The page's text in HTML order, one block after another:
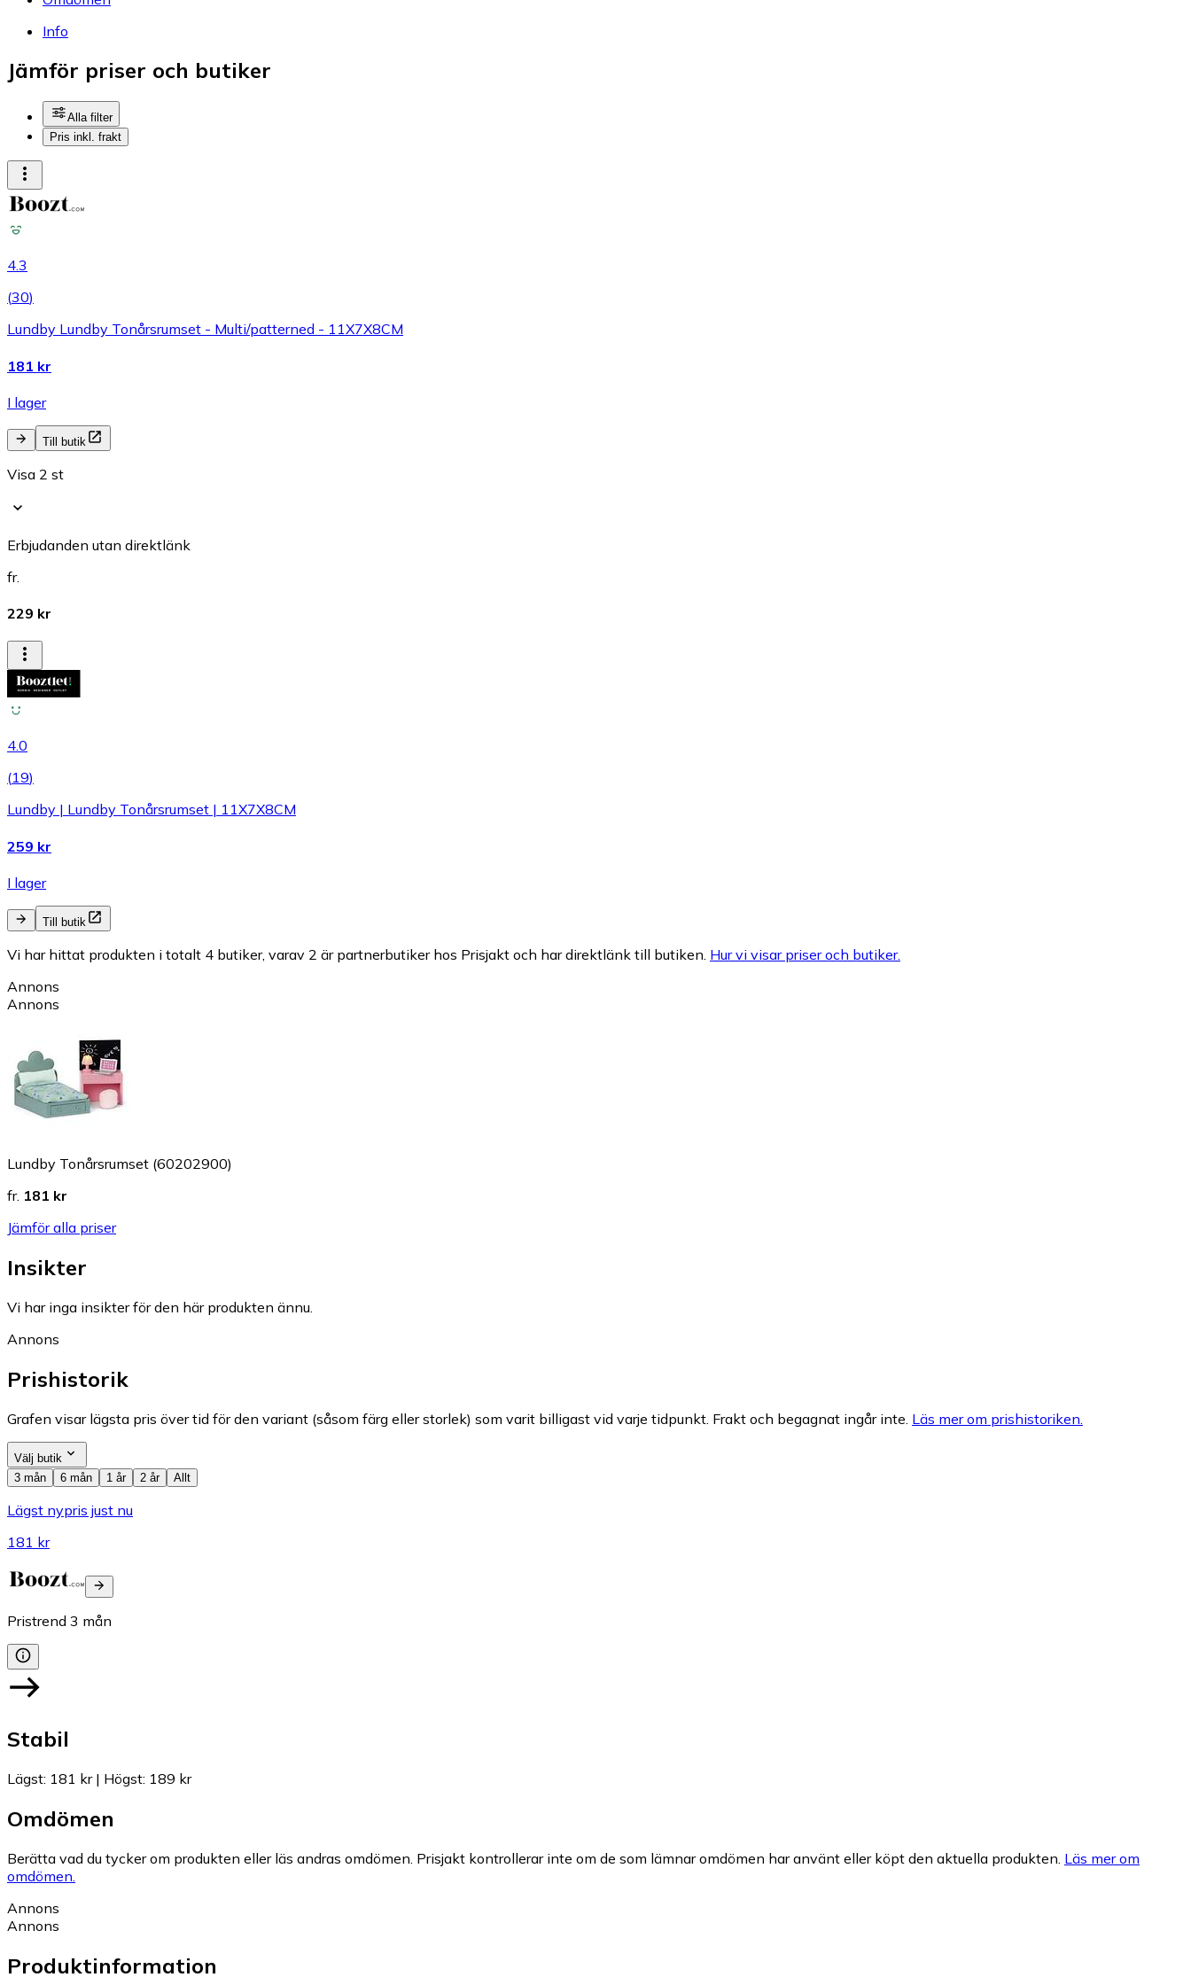
Info
Jämför priser och butiker
Alla filter
Pris inkl. frakt
4.3
(30)
Lundby Lundby Tonårsrumset - Multi/patterned - 11X7X8CM
181 kr
I lager
Till butik
Visa 2 st
Erbjudanden utan direktlänk
fr.
229 kr
4.0
(19)
Lundby | Lundby Tonårsrumset | 11X7X8CM
259 kr
I lager
Till butik
Vi har hittat produkten i totalt 4 butiker, varav 2 är partnerbutiker hos Prisjakt och har direktlänk till butiken. Hur vi visar priser och butiker.
Annons
Annons
Lundby Tonårsrumset (60202900)
fr. 181 kr
Jämför alla priser
Insikter
Vi har inga insikter för den här produkten ännu.
Annons
Prishistorik
Grafen visar lägsta pris över tid för den variant (såsom färg eller storlek) som varit billigast vid varje tidpunkt. Frakt och begagnat ingår inte. Läs mer om prishistoriken.
Välj butik
3 mån
6 mån 1 år 2 år Allt
Lägst nypris just nu
181 kr
Pristrend 3 mån
Stabil
Lägst: 181 kr| Högst: 189 kr
Omdömen
Berätta vad du tycker om produkten eller läs andras omdömen. Prisjakt kontrollerar inte om de som lämnar omdömen har använt eller köpt den aktuella produkten. Läs mer om
omdömen.
Annons
Annons
Produktinformation